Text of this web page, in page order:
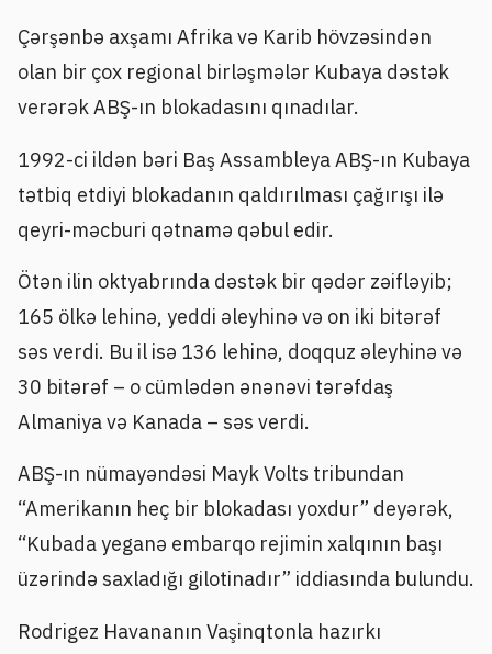
Çərşənbə axşamı Afrika və Karib hövzəsindən
olan bir çox regional birləşmələr Kubaya dəstək
verərək ABŞ-ın blokadasını qınadılar.
1992-ci ildən bəri Baş Assambleya ABŞ-ın Kubaya
tətbiq etdiyi blokadanın qaldırılması çağırışı ilə
qeyri-məcburi qətnamə qəbul edir.
Ötən ilin oktyabrında dəstək bir qədər zəifləyib;
165 ölkə lehinə, yeddi əleyhinə və on iki bitərəf
səs verdi. Bu il isə 136 lehinə, doqquz əleyhinə və
30 bitərəf – o cümlədən ənənəvi tərəfdaş
Almaniya və Kanada – səs verdi.
ABŞ-ın nümayəndəsi Mayk Volts tribundan
“Amerikanın heç bir blokadası yoxdur” deyərək,
“Kubada yeganə embarqo rejimin xalqının başı
üzərində saxladığı gilotinadır” iddiasında bulundu.
Rodrigez Havananın Vaşinqtonla hazırkı